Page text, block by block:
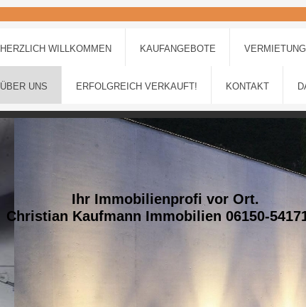
HERZLICH WILLKOMMEN KAUFANGEBOTE VERMIETUNG
ÜBER UNS ERFOLGREICH VERKAUFT! KONTAKT
Ihr Immobilienprofi vor Ort.
Christian Kaufmann Immobilien 06150-